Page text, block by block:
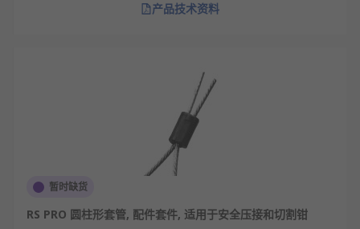
产品技术资料
暂时缺货
RS PRO 圆柱形套管, 配件套件, 适用于安全压接和切割钳